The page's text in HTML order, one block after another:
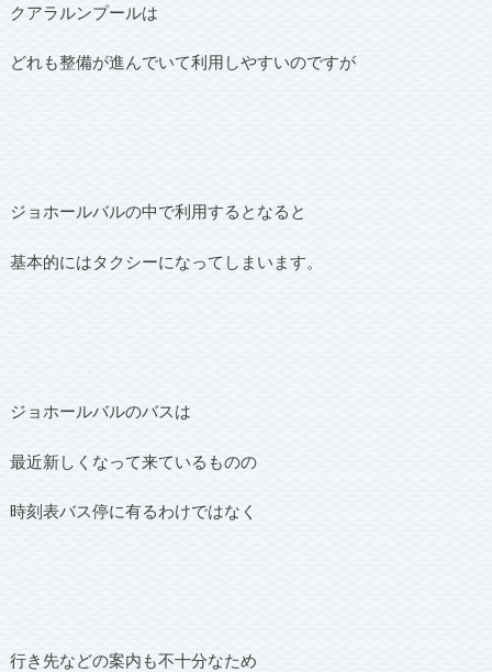
クアラルンプールは
どれも整備が進んでいて利用しやすいのですが
ジョホールバルの中で利用するとなると
基本的にはタクシーになってしまいます。
ジョホールバルのバスは
最近新しくなって来ているものの
時刻表バス停に有るわけではなく
行き先などの案内も不十分なため